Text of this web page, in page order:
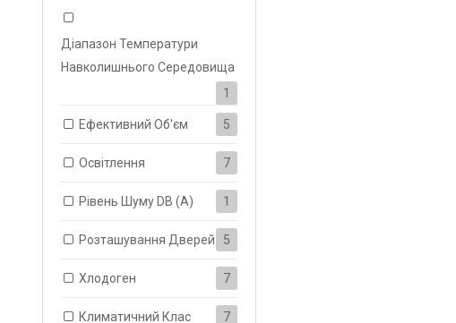
Діапазон Температури
Навколишнього Середовища
1
Ефективний Об'єм 5
Освітлення 7
Рівень Шуму DB (A) 1
Розташування Дверей 5
Хлодоген 7
Климатичний Клас 7